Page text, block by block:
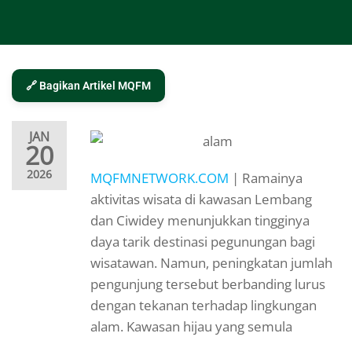
🔗 Bagikan Artikel MQFM
JAN
20
2026 MQFMNETWORK.COM | Ramainya
aktivitas wisata di kawasan Lembang
dan Ciwidey menunjukkan tingginya
daya tarik destinasi pegunungan bagi
wisatawan. Namun, peningkatan jumlah
pengunjung tersebut berbanding lurus
dengan tekanan terhadap lingkungan
alam. Kawasan hijau yang semula